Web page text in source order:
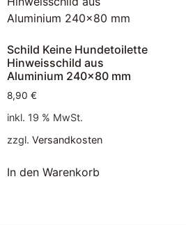
Schild Keine Hundetoilette
Hinweisschild aus
Aluminium 240×80 mm
8,90 €
inkl. 19 % MwSt.
zzgl. Versandkosten
In den Warenkorb